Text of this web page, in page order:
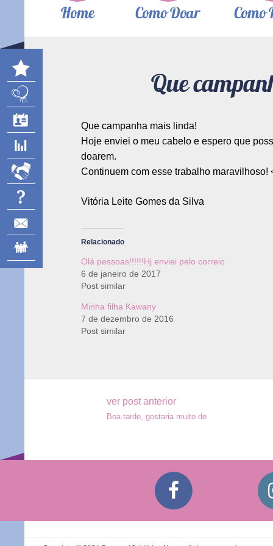
Home Como Doar Como
Que
Que campanha mais linda!
Hoje enviei o meu cabelo e espero que
doarem.
Continuem com esse trabalho maravilhoso!
Vitória Leite Gomes da Silva
Relacionado
Olá pessoas!!!!!!Hj enviei pelo correio
6 de janeiro de 2017
Post similar
Minha filha Kawany
7 de dezembro de 2016
Post similar
Post
ver post anterior
Boa tarde, gostaria muito de